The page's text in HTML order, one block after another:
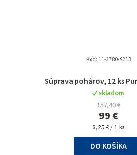
Súprava pohárov, 12 ks
produktu
je
5,0
z
5
skladom
99 €
157,40 €
Jednotková
cena:
8,25 € / 1 ks
DO KOŠÍKA
Kód: 11-3780-9213